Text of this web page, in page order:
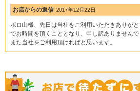
お店からの返信 2017年12月22日
ポロ山様、先日は当社をご利用いただきありが
でお時間を頂くこととなり、申し訳ありません
また当社をご利用頂ければと思います。